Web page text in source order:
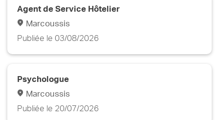
Agent de Service Hôtelier
Marcoussis
Publiée le 03/08/2026
Psychologue
Marcoussis
Publiée le 20/07/2026